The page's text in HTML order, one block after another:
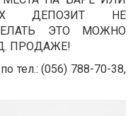
ДЕПОЗИТ НЕ
ЭТО МОЖНО
ПРОДАЖЕ!
тел.: (056) 788-70-38,